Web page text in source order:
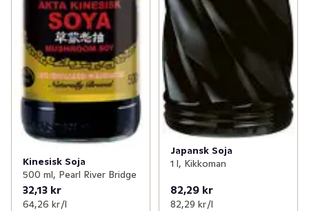
Kinesisk Soja
500 ml, Pearl River Bridge
32,13 kr
64,26 kr /l
Japansk Soja
1 l, Kikkoman
82,29 kr
82,29 kr /l